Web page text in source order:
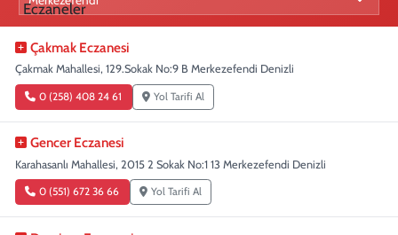
Çakmak Eczanesi
Çakmak Mahallesi, 129.Sokak No:9 B Merkezefendi Denizli
0 (258) 408 24 61 Yol Tarifi Al
Gencer Eczanesi
Karahasanlı Mahallesi, 2015 2 Sokak No:1 13 Merkezefendi Denizli
0 (551) 672 36 66 Yol Tarifi Al